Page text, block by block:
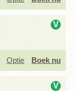
V
Optie Boek nu
V